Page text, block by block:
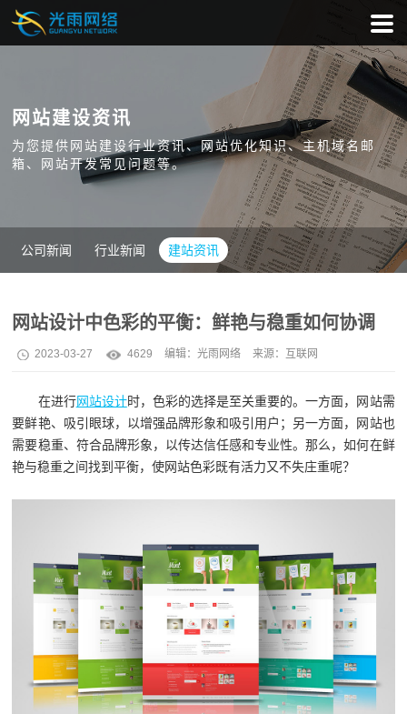
网站建设资讯
为您提供网站建设行业资讯、网站优化知识、主机域名邮
箱、网站开发常见问题等。
公司新闻 行业新闻 建站资讯
网站设计中色彩的平衡：鲜艳与稳重如何协调
2023-03-27 4629 编辑：光雨网络 来源：互联网
在进行网站设计时，色彩的选择是至关重要的。一方面，网站需
要鲜艳、吸引眼球，以增强品牌形象和吸引用户；另一方面，网站也
需要稳重、符合品牌形象，以传达信任感和专业性。那么，如何在鲜
艳与稳重之间找到平衡，使网站色彩既有活力又不失庄重呢？